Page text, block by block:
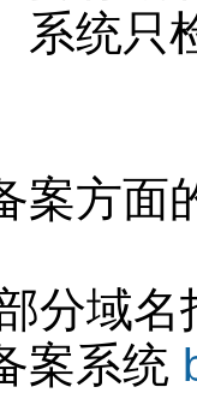
系统只
案方面
分域
案系统